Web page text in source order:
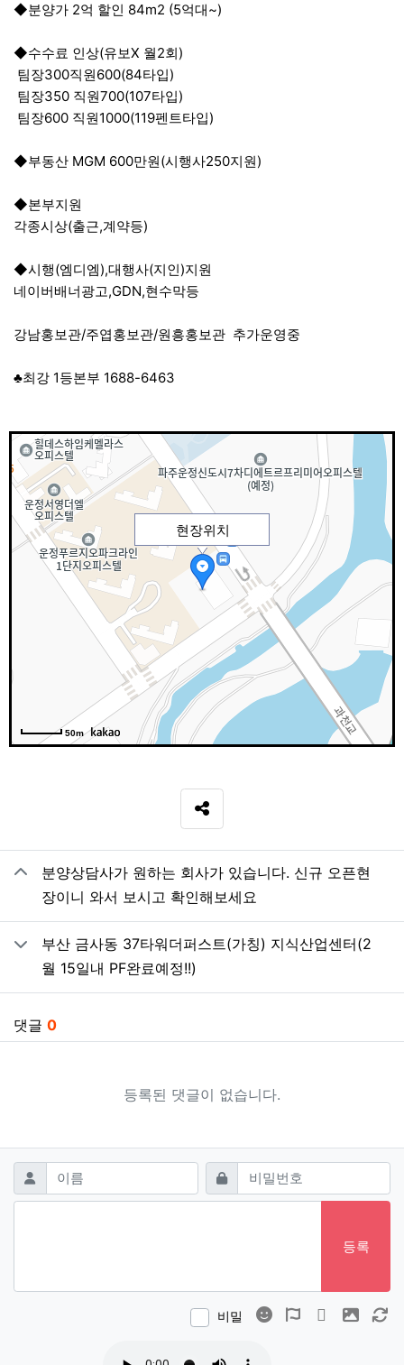
◆분양가 2억 할인 84m2 (5억대~)
◆수수료 인상(유보X 월2회)
팀장300직원600(84타입)
팀장350 직원700(107타입)
팀장600 직원1000(119펜트타입)
◆부동산 MGM 600만원(시행사250지원)
◆본부지원
각종시상(출근,계약등)
◆시행(엠디엠),대행사(지인)지원
네이버배너광고,GDN,현수막등
강남홍보관/주엽홍보관/원흥홍보관 추가운영중
♣최강 1등본부 1688-6463
현장위치
50m
SNS 공유
관련자료
분양상담사가 원하는 회사가 있습니다. 신규 오픈현
장이니 와서 보시고 확인해보세요
부산 금사동 37타워더퍼스트(가칭) 지식산업센터(2
월 15일내 PF완료예정!!)
댓글 0
등록된 댓글이 없습니다.
댓글쓰기
이름 필수 비밀번호필수
등록
비밀 이모티콘폰트어썸
동영상 이미지